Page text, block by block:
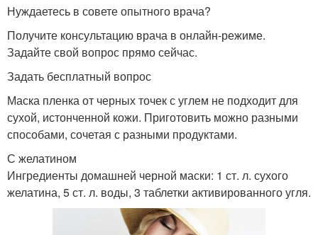
Нуждаетесь в совете опытного врача?
Получите консультацию врача в онлайн-режиме.
Задайте свой вопрос прямо сейчас.
Задать бесплатный вопрос
Маска пленка от черных точек с углем не подходит для
сухой, истонченной кожи. Приготовить можно разными
способами, сочетая с разными продуктами.
С желатином
Ингредиенты домашней черной маски: 1 ст. л. сухого
желатина, 5 ст. л. воды, 3 таблетки активированного угля.